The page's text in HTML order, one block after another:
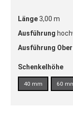
Schenkelhöhe
40 mm 60
Länge3,00 m
Ausführung
Ausführung